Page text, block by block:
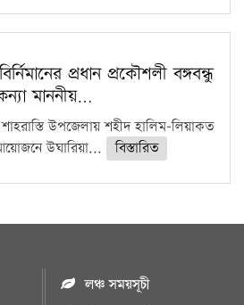
প্রধান প্রকৌশলী বঙ্গবন্ধু
মাননীয়…
উপজেলায় শহীদ হালিম-লিয়াকত
উঘারিয়া...
বিস্তারিত
লঞ্চ সময়সূচী